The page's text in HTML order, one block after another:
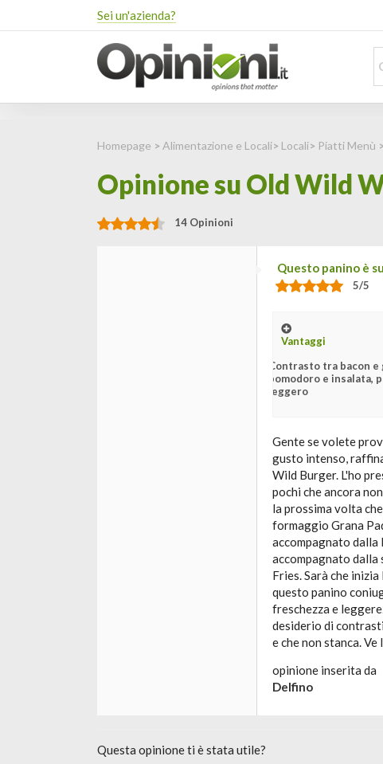
Sei un'azienda?
Homepage > Alimentazione e Locali> Locali> Piatti Menù
Opinione su Old Wild
14 Opinioni
Questo panino è
5/5
Vantaggi
Contrasto tra bacon e
pomodoro e insalata,
leggero
Gente se volete
gusto intenso,
Wild Burger. L'ho
pochi che ancora
la prossima volta
formaggio Grana
accompagnato
accompagnato dalla
Fries. Sarà che
questo panino
freschezza e
desiderio di
e che non stanca.
opinione inserita da
Delfino
Questa opinione ti è stata utile?